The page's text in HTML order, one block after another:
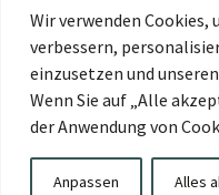
Wir verwenden Cookies,
verbessern,
einzusetzen und
Wenn Sie auf „Alle
der Anwendung von
Anpassen Alles
„Der Service
Energiepflanzen